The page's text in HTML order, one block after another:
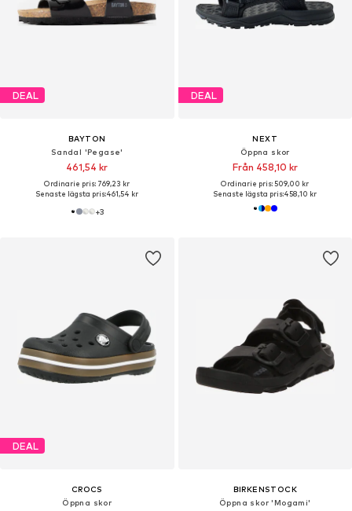
DEAL
BAYTON
Sandal 'Pegase'
461,54 kr
Ordinarie pris: 769,23 kr
Senaste lägsta pris:461,54 kr
+3
DEAL
NEXT
Öppna skor
Från 458,10 kr
Ordinarie pris: 509,00 kr
Senaste lägsta pris:458,10 kr
DEAL
CROCS
Öppna skor
BIRKENSTOCK
Öppna skor 'Mogami'